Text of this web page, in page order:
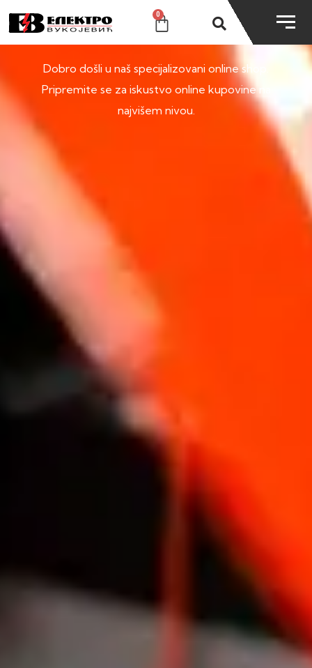
0
SHOP
Dobro došli u naš specijalizovani online shop.
Pripremite se za iskustvo online kupovine na
najvišem nivou.